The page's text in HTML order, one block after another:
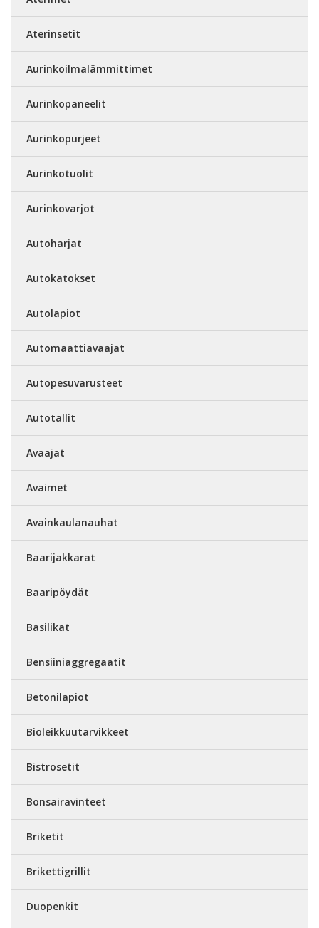
Aterinsetit
Aurinkoilmalämmittimet
Aurinkopaneelit
Aurinkopurjeet
Aurinkotuolit
Aurinkovarjot
Autoharjat
Autokatokset
Autolapiot
Automaattiavaajat
Autopesuvarusteet
Autotallit
Avaajat
Avaimet
Avainkaulanauhat
Baarijakkarat
Baaripöydät
Basilikat
Bensiiniaggregaatit
Betonilapiot
Bioleikkuutarvikkeet
Bistrosetit
Bonsairavinteet
Briketit
Brikettigrillit
Duopenkit